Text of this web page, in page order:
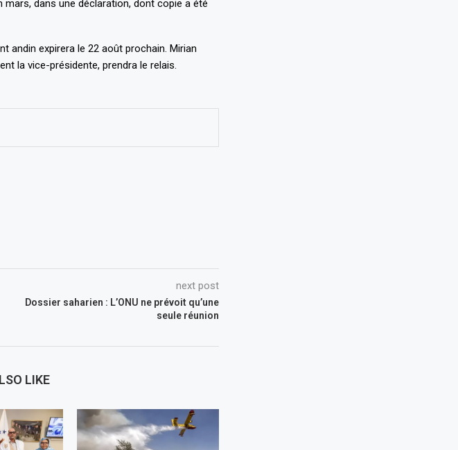
mars, dans une déclaration, dont copie a été
andin expirera le 22 août prochain. Mirian
la vice-présidente, prendra le relais.
next post
Dossier saharien : L’ONU ne prévoit qu’une
seule réunion
LIKE